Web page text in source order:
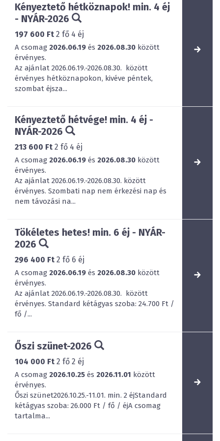
Kényeztető hétköznapok! min. 4 éj
- NYÁR-2026
197 600 Ft 2 fő 4 éj
A csomag 2026.06.19 és 2026.08.30 között
érvényes.
Az ajánlat 2026.06.19.-2026.08.30. között
érvényes hétköznapokon, kivéve péntek,
szombat éjsza...
Kényeztető hétvége! min. 4 éj -
NYÁR-2026
213 600 Ft 2 fő 4 éj
A csomag 2026.06.19 és 2026.08.30 között
érvényes.
Az ajánlat 2026.06.19.-2026.08.30. között
érvényes. Szombati nap nem érkezési nap és
nem távozási na...
Tökéletes hetes! min. 6 éj - NYÁR-
2026
296 400 Ft 2 fő 6 éj
A csomag 2026.06.19 és 2026.08.30 között
érvényes.
Az ajánlat 2026.06.19.-2026.08.30. között
érvényes. Standard kétágyas szoba: 24.700 Ft /
fő /...
Őszi szünet-2026
104 000 Ft 2 fő 2 éj
A csomag 2026.10.25 és 2026.11.01 között
érvényes.
Őszi szünet2026.10.25.-11.01. min. 2 éjStandard
kétágyas szoba: 26.000 Ft / fő / éjA csomag
tartalma...